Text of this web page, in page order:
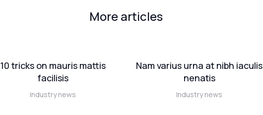
More articles
10 tricks on mauris mattis
facilisis
Industry news
Nam varius urna at nibh iaculis
nenatis
Industry news